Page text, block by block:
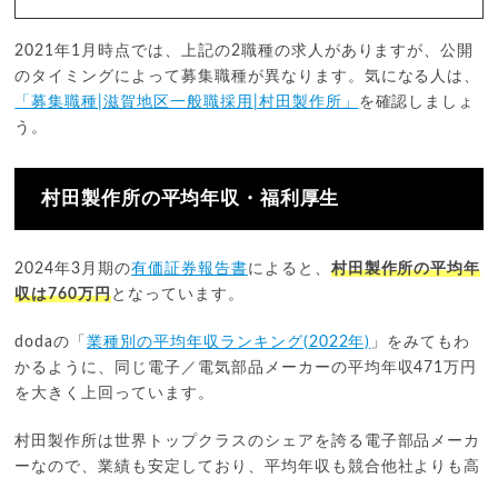
2021年1月時点では、上記の2職種の求人がありますが、公開
のタイミングによって募集職種が異なります。気になる人は、
「募集職種|滋賀地区一般職採用|村田製作所」
を確認しましょ
う。
村田製作所の平均年収・福利厚生
2024年3月期の有価証券報告書によると、 村田製作所の平均年
収は760万円となっています。
dodaの「業種別の平均年収ランキング(2022年) 」をみてもわ
かるように、同じ電子／電気部品メーカーの平均年収471万円
を大きく上回っています。
村田製作所は世界トップクラスのシェアを誇る電子部品メーカ
ーなので、業績も安定しており、平均年収も競合他社よりも高